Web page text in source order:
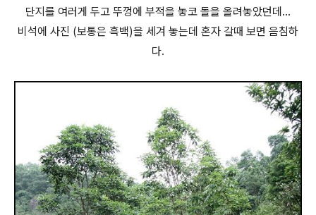
단지를 여러게 두고 뚜껑에 부적을 놓코 돌을 올려놓았던데...
비석에 사진 (보통은 흑백)을 세겨 놓는데 혼자 갈때 보면 음침하
다.